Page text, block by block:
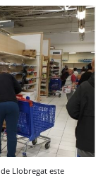
Llobregat este